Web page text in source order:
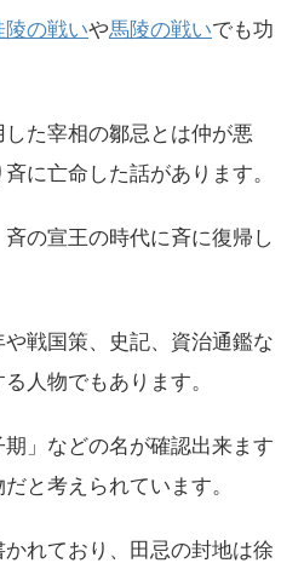
陵の戦いや馬陵の戦いでも功
た宰相の鄒忌とは仲が悪
に亡命した話があります。
の宣王の時代に斉に復帰し
戦国策、史記、資治通鑑な
人物でもあります。
期」などの名が確認出来ます
と考えられています。
れており、田忌の封地は徐